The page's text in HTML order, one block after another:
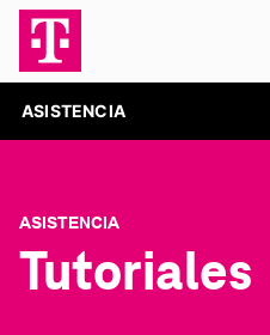
ASISTENCIA
ASISTENCIA
Tutoriales